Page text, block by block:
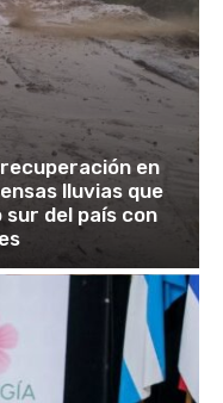
en
lluvias que
del país con